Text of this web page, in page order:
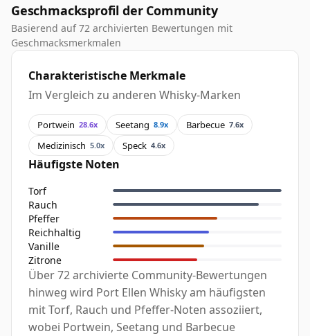
Geschmacksprofil der Community
Basierend auf 72 archivierten Bewertungen mit
Geschmacksmerkmalen
Charakteristische Merkmale
Im Vergleich zu anderen Whisky-Marken
Portwein 28.6x Seetang 8.9x Barbecue 7.6x
Medizinisch 5.0x Speck 4.6x
Häufigste Noten
Torf
Rauch
Pfeffer
Reichhaltig
Vanille
Zitrone
Über 72 archivierte Community-Bewertungen
hinweg wird Port Ellen Whisky am häufigsten
mit Torf, Rauch und Pfeffer-Noten assoziiert,
wobei Portwein, Seetang und Barbecue